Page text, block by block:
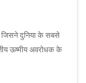
दुनिया के सबसे
ऊष्मीय अवरोधक के
हुआ धुँआ...' कहलाता है